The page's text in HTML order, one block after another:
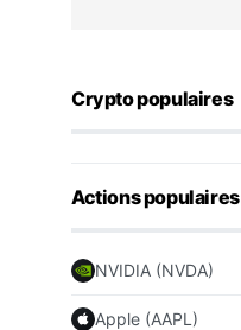
Crypto populaires
Actions populaires
NVIDIA (NVDA)
Apple (AAPL)